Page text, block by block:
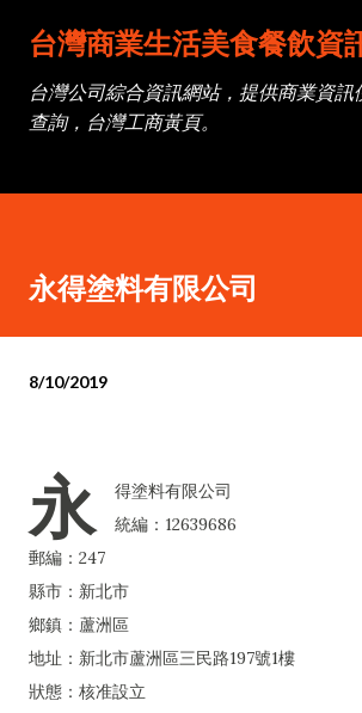
跳到主要內容
台灣商業生活美食餐飲資
台灣公司綜合資訊網站，提供商業資訊
查詢，台灣工商黃頁。
永得塗料有限公司
8/10/2019
永
得塗料有限公司
統編：12639686
郵編：247
縣市：新北市
鄉鎮：蘆洲區
地址：新北市蘆洲區三民路197號1樓
狀態：核准設立